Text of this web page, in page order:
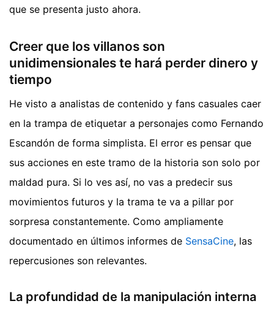
que se presenta justo ahora.
Creer que los villanos son
unidimensionales te hará perder dinero y
tiempo
He visto a analistas de contenido y fans casuales caer
en la trampa de etiquetar a personajes como Fernando
Escandón de forma simplista. El error es pensar que
sus acciones en este tramo de la historia son solo por
maldad pura. Si lo ves así, no vas a predecir sus
movimientos futuros y la trama te va a pillar por
sorpresa constantemente. Como ampliamente
documentado en últimos informes de SensaCine, las
repercusiones son relevantes.
La profundidad de la manipulación interna